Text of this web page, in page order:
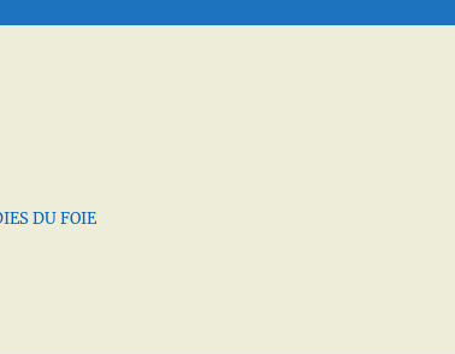
DU FOIE